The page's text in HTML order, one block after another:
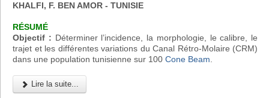
KHALFI, F. BEN AMOR - TUNISIE
RÉSUMÉ
Objectif : Déterminer l’incidence, la morphologie, le calibre, le
trajet et les différentes variations du Canal Rétro-Molaire (CRM)
dans une population tunisienne sur 100 Cone Beam
Lire la suite...